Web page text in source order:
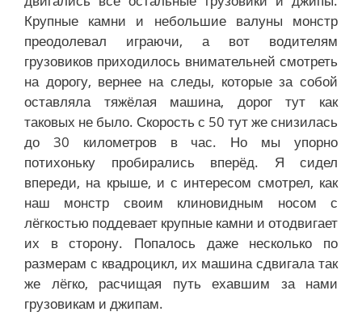
Крупные камни и небольшие валуны монстр
преодолевал играючи, а вот водителям
грузовиков приходилось внимательней смотреть
на дорогу, вернее на следы, которые за собой
оставляла тяжёлая машина, дорог тут как
таковых не было. Скорость с 50 тут же снизилась
до 30 километров в час. Но мы упорно
потихоньку пробирались вперёд. Я сидел
впереди, на крыше, и с интересом смотрел, как
наш монстр своим клиновидным носом с
лёгкостью поддевает крупные камни и отодвигает
их в сторону. Попалось даже несколько по
размерам с квадроцикл, их машина сдвигала так
же лёгко, расчищая путь ехавшим за нами
грузовикам и джипам.